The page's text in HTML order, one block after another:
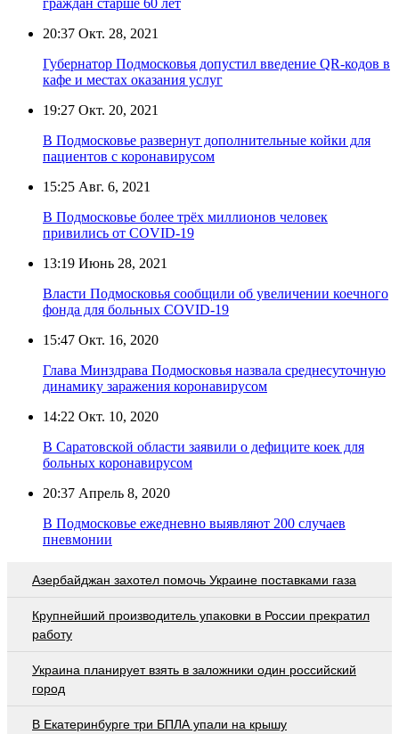
20:37 Окт. 28, 2021
Губернатор Подмосковья допустил введение QR-кодов в
кафе и местах оказания услуг
19:27 Окт. 20, 2021
В Подмосковье развернут дополнительные койки для
пациентов с коронавирусом
15:25 Авг. 6, 2021
В Подмосковье более трёх миллионов человек
привились от COVID-19
13:19 Июнь 28, 2021
Власти Подмосковья сообщили об увеличении коечного
фонда для больных COVID-19
15:47 Окт. 16, 2020
Глава Минздрава Подмосковья назвала среднесуточную
динамику заражения коронавирусом
14:22 Окт. 10, 2020
В Саратовской области заявили о дефиците коек для
больных коронавирусом
20:37 Апрель 8, 2020
В Подмосковье ежедневно выявляют 200 случаев
пневмонии
Азербайджан захотел помочь Украине поставками газа
Крупнейший производитель упаковки в России прекратил
работу
Украина планирует взять в заложники один российский
город
В Екатеринбурге три БПЛА упали на крышу